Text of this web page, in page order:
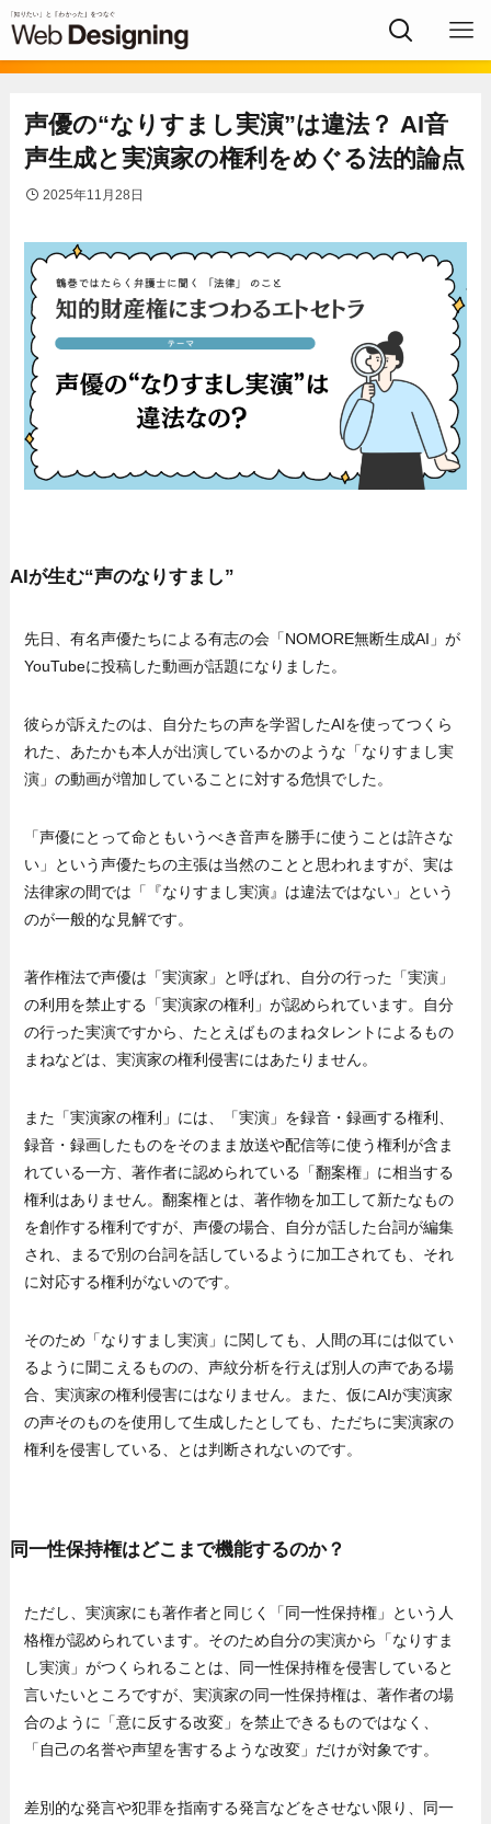
声優の“なりすまし実演”は違法？ AI音
声生成と実演家の権利をめぐる法的論点
2025年11月28日
AIが生む“声のなりすまし”
先日、有名声優たちによる有志の会「NOMORE無断生成AI」が
YouTubeに投稿した動画が話題になりました。
彼らが訴えたのは、自分たちの声を学習したAIを使ってつくら
れた、あたかも本人が出演しているかのような「なりすまし実
演」の動画が増加していることに対する危惧でした。
「声優にとって命ともいうべき音声を勝手に使うことは許さな
い」という声優たちの主張は当然のことと思われますが、実は
法律家の間では「『なりすまし実演』は違法ではない」という
のが一般的な見解です。
著作権法で声優は「実演家」と呼ばれ、自分の行った「実演」
の利用を禁止する「実演家の権利」が認められています。自分
の行った実演ですから、たとえばものまねタレントによるもの
まねなどは、実演家の権利侵害にはあたりません。
また「実演家の権利」には、「実演」を録音・録画する権利、
録音・録画したものをそのまま放送や配信等に使う権利が含ま
れている一方、著作者に認められている「翻案権」に相当する
権利はありません。翻案権とは、著作物を加工して新たなもの
を創作する権利ですが、声優の場合、自分が話した台詞が編集
され、まるで別の台詞を話しているように加工されても、それ
に対応する権利がないのです。
そのため「なりすまし実演」に関しても、人間の耳には似てい
るように聞こえるものの、声紋分析を行えば別人の声である場
合、実演家の権利侵害にはなりません。また、仮にAIが実演家
の声そのものを使用して生成したとしても、ただちに実演家の
権利を侵害している、とは判断されないのです。
同一性保持権はどこまで機能するのか？
ただし、実演家にも著作者と同じく「同一性保持権」という人
格権が認められています。そのため自分の実演から「なりすま
し実演」がつくられることは、同一性保持権を侵害していると
言いたいところですが、実演家の同一性保持権は、著作者の場
合のように「意に反する改変」を禁止できるものではなく、
「自己の名誉や声望を害するような改変」だけが対象です。
差別的な発言や犯罪を指南する発言などをさせない限り、同一